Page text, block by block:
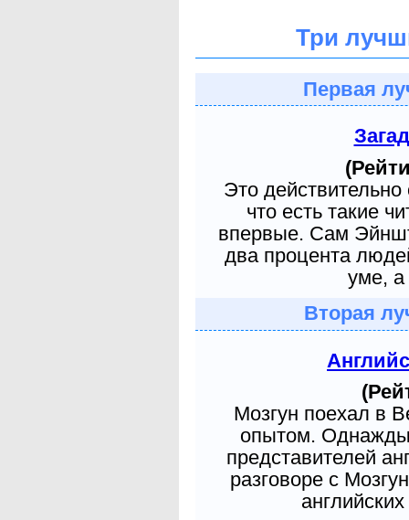
Три
Первая
Это
что есть такие
впервые. Сам
два процента
уме, а
Вторая
Мозгун поехал в
опытом. Однажды
представителей
разговоре с